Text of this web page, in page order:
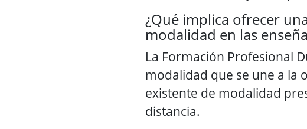
¿Qué implica ofrecer
modalidad en las
La Formación Profesional
modalidad que se une a la
existente de modalidad
distancia.